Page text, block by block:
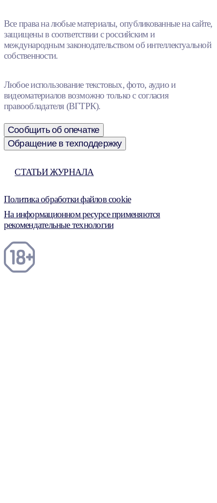
Все права на любые материалы, опубликованные на сайте,
защищены в соответствии с российским и
международным законодательством об интеллектуальной
собственности.
Любое использование текстовых, фото, аудио и
видеоматериалов возможно только с согласия
правообладателя (ВГТРК).
Сообщить об опечатке
Обращение в техподдержку
СТАТЬИ ЖУРНАЛА
Политика обработки файлов cookie
На информационном ресурсе применяются
рекомендательные технологии